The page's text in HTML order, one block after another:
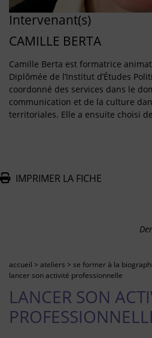
Intervenant(s)
CAMILLE BERTA
Camille Berta est formatrice
Diplômée de l’Institut d’Études
coordonné des services dans le
communication et de la culture
territoriales. Elle a ensuite choisi
IMPRIMER LA FICHE
accueil > ateliers > se former à la
lancer son activité professionnelle
LANCER SON